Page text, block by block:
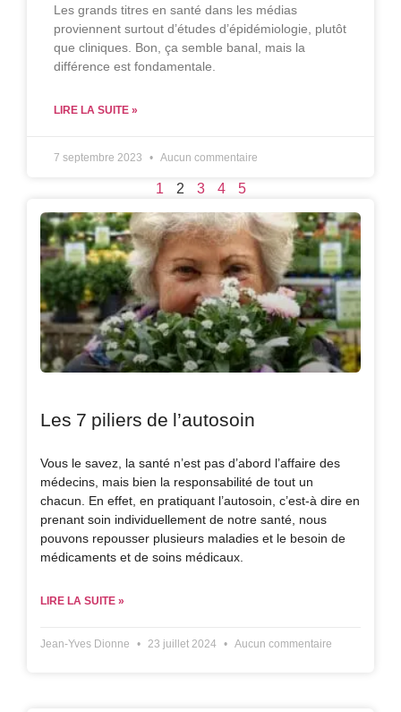
Les grands titres en santé dans les médias
proviennent surtout d’études d’épidémiologie, plutôt
que cliniques. Bon, ça semble banal, mais la
différence est fondamentale.
LIRE LA SUITE »
7 septembre 2023 Aucun commentaire
1 2 3 4 5
Les 7 piliers de l’autosoin
Vous le savez, la santé n’est pas d’abord l’affaire des
médecins, mais bien la responsabilité de tout un
chacun. En effet, en pratiquant l’autosoin, c’est-à dire en
prenant soin individuellement de notre santé, nous
pouvons repousser plusieurs maladies et le besoin de
médicaments et de soins médicaux.
LIRE LA SUITE »
Jean-Yves Dionne 23 juillet 2024 Aucun commentaire